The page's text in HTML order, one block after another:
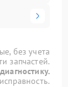
без учета
запчастей.